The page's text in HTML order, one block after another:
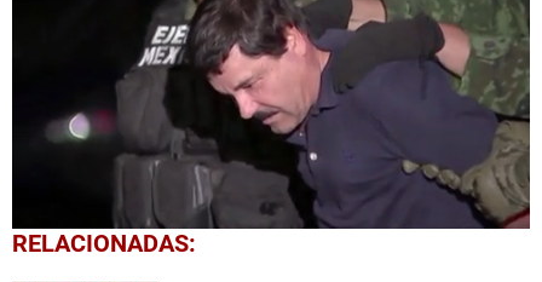
0
seconds
RELACIONADAS: